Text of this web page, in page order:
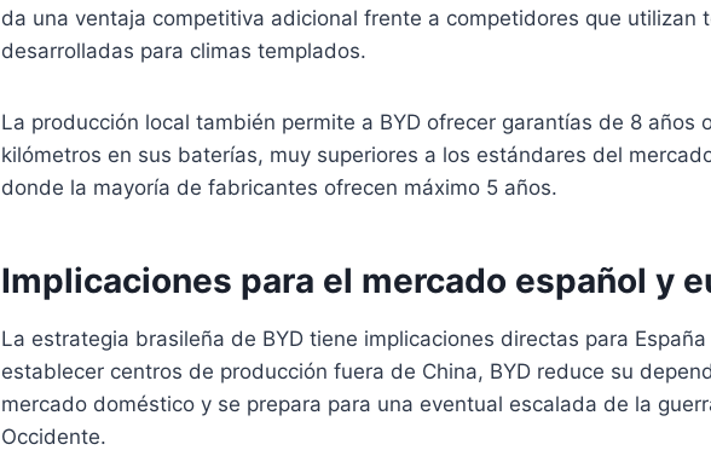
da una ventaja competitiva adicional frente a competidores que utilizan
desarrolladas para climas templados.
La producción local también permite a BYD ofrecer garantías de 8 años
kilómetros en sus baterías, muy superiores a los estándares del
donde la mayoría de fabricantes ofrecen máximo 5 años.
Implicaciones para el mercado español y
La estrategia brasileña de BYD tiene implicaciones directas para España
establecer centros de producción fuera de China, BYD reduce su
mercado doméstico y se prepara para una eventual escalada de la
Occidente.